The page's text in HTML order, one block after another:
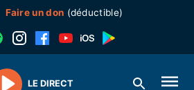
Faire un don (déductible)
LE DIRECT